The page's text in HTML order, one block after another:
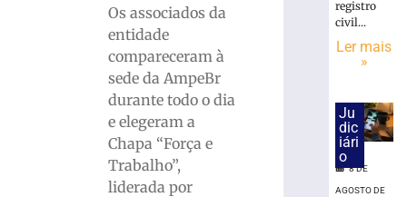
Os associados da
entidade
compareceram à
sede da AmpeBr
durante todo o dia
e elegeram a
Chapa “Força e
Trabalho”,
liderada por
eletrônicas
mais
registro
civil...
Ler mais
»
Ju
dic
iári
o
8 DE
AGOSTO DE